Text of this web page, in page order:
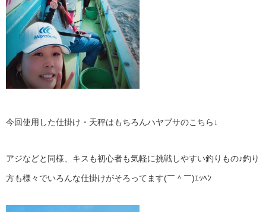
今回使用した仕掛け・天秤はもちろんハヤブサのこちら↓
アジなどと同様、キスも初心者も気軽に挑戦しやすい釣りもの♪釣り
方も様々でいろんな仕掛けがそろってます(￣＾￣)ｴｯﾍﾝ